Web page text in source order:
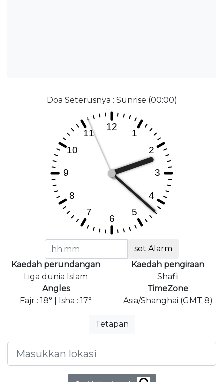
Doa Seterusnya : Sunrise (00:00)
set Alarm
Kaedah perundangan
Liga dunia Islam
Kaedah pengiraan
Shafii
Angles
Fajr : 18° | Isha : 17°
TimeZone
Asia/Shanghai (GMT 8)
Tetapan